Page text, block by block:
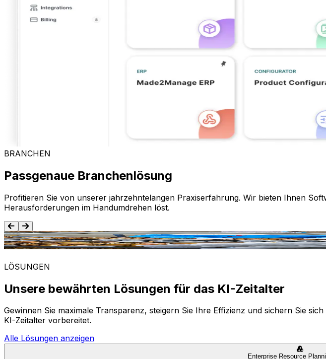
BRANCHEN
Passgenaue Branchenlösung
Profitieren Sie von unserer jahrzehntelangen Praxiserfahrung. Wir bieten Ihnen
Herausforderungen im Handumdrehen löst.
Lebensmittel und Getränke
LÖSUNGEN
Unsere bewährten Lösungen für das KI-Zeitalter
Gewinnen Sie maximale Transparenz, steigern Sie Ihre Effizienz und sichern Sie
KI-Zeitalter vorbereitet.
Alle Lösungen anzeigen
Enterprise Resource